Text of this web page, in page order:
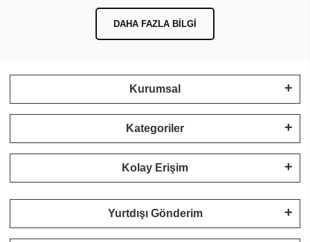
DAHA FAZLA BILGI
Kurumsal
Kategoriler
Kolay Erişim
Yurtdışı Gönderim